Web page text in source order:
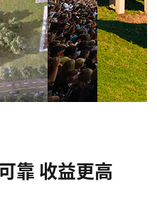
靠 收益更高